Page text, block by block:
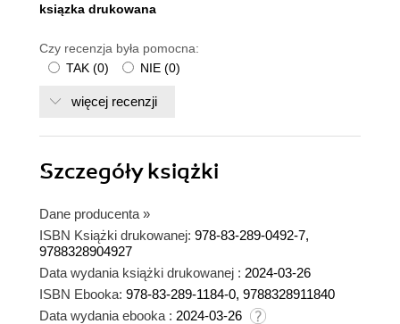
ksiązka drukowana
Czy recenzja była pomocna:
TAK (0) NIE (0)
więcej recenzji
Szczegółyksiążki
Dane producenta »
ISBN Książki drukowanej: 978-83-289-0492-7,
9788328904927
Data wydania książki drukowanej : 2024-03-26
ISBN Ebooka: 978-83-289-1184-0, 9788328911840
Data wydania ebooka : 2024-03-26